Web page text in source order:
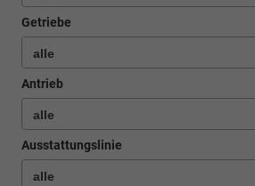
Getriebe
Antrieb
Ausstattungslinie